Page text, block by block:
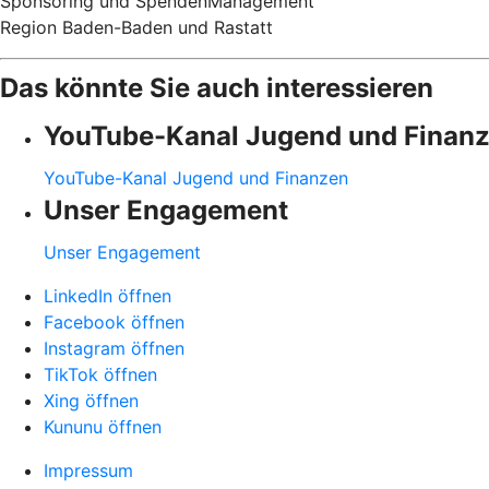
Region Baden-Baden und Rastatt
Das könnte Sie auch interessieren
YouTube-Kanal Jugend und
YouTube-Kanal Jugend und Finanzen
Unser Engagement
Unser Engagement
LinkedIn öffnen
Facebook öffnen
Instagram öffnen
TikTok öffnen
Xing öffnen
Kununu öffnen
Impressum